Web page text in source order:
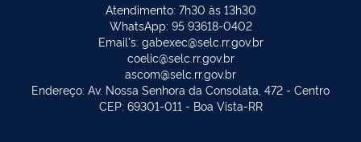
Atendimento: 7h30 às 13h30
WhatsApp: 95 93618-0402
Email's: gabexec@selc.rr.gov.br
coelic@selc.rr.gov.br
ascom@selc.rr.gov.br
Endereço: Av. Nossa Senhora da Consolata, 472 - Centro
CEP: 69301-011 - Boa Vista-RR